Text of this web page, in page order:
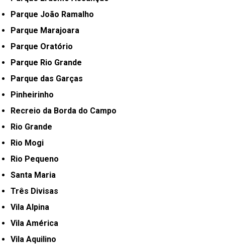
Parque João Ramalho
Parque Marajoara
Parque Oratório
Parque Rio Grande
Parque das Garças
Pinheirinho
Recreio da Borda do Campo
Rio Grande
Rio Mogi
Rio Pequeno
Santa Maria
Três Divisas
Vila Alpina
Vila América
Vila Aquilino